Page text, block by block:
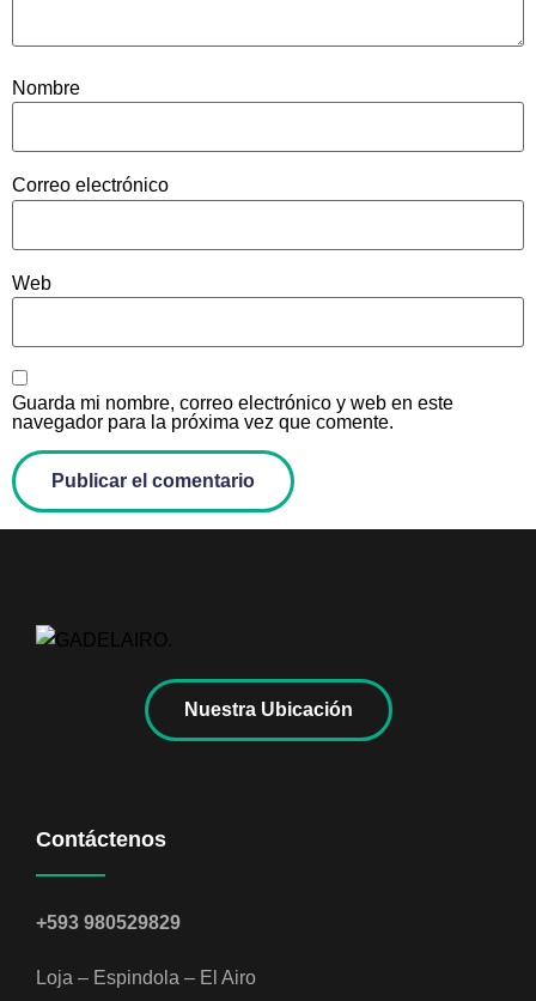
Nombre
Correo electrónico
Web
Guarda mi nombre, correo electrónico y web en este
navegador para la próxima vez que comente.
Nuestra Ubicación
Contáctenos
+593 980529829
Loja – Espindola – El Airo